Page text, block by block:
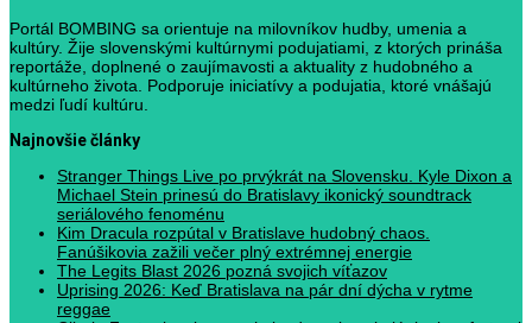
Portál BOMBING sa orientuje na milovníkov hudby, umenia a
kultúry. Žije slovenskými kultúrnymi podujatiami, z ktorých prináša
reportáže, doplnené o zaujímavosti a aktuality z hudobného a
kultúrneho života. Podporuje iniciatívy a podujatia, ktoré vnášajú
medzi ľudí kultúru.
Najnovšie články
Stranger Things Live po prvýkrát na Slovensku. Kyle Dixon a
Michael Stein prinesú do Bratislavy ikonický soundtrack
seriálového fenoménu
Kim Dracula rozpútal v Bratislave hudobný chaos.
Fanúšikovia zažili večer plný extrémnej energie
The Legits Blast 2026 pozná svojich víťazov
Uprising 2026: Keď Bratislava na pár dní dýcha v rytme
reggae